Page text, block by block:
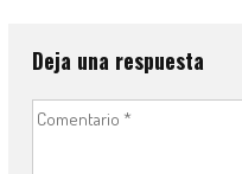
Deja una respuesta